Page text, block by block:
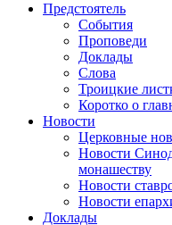
Предстоятель
События
Проповеди
Доклады
Слова
Троицкие
Коротко о
Новости
Церковные
Новости
монашеству
Новости
Новости
Доклады